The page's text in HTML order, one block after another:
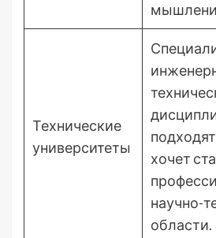
Технические
университеты
хочет
научно-
области.